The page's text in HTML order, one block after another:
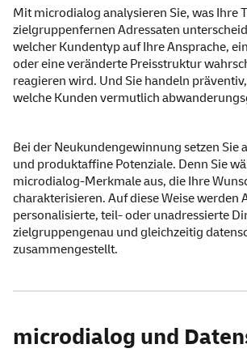
Mit microdialog analysieren Sie, was Ihre
zielgruppenfernen Adressaten
welcher Kundentyp auf Ihre Ansprache,
oder eine veränderte Preisstruktur
reagieren wird. Und Sie handeln
welche Kunden vermutlich
Bei der Neukundengewinnung setzen Sie
und produktaffine Potenziale. Denn Sie
microdialog-Merkmale aus, die Ihre
charakterisieren. Auf diese Weise werden
personalisierte, teil- oder unadressierte
zielgruppengenau und gleichzeitig
zusammengestellt.
microdialog und